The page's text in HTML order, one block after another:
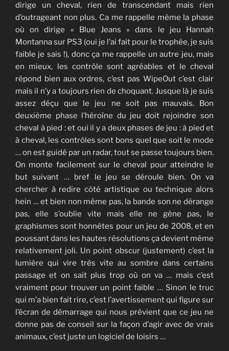
dirige un cheval, rien de transcendant mais rien
d’outrageant non plus. Ca me rappelle même la phase
où on dirige « Blue Jeans » dans le jeu Hannah
Montanna sur PS3 (oui je l’ai fait pour le trophée, je suis
faible je sais !), donc ça me rappelle un autre jeu, mais
en mieux, les contrôle sont agréables et le cheval
répond bien aux ordres, c’est pas WipeOut c’est clair
mais il n’y a toujours rien de choquant. Jusque là je suis
assez déçu que le jeu ne soit pas mauvais. Bon
deuxième phase l’héroïne du jeu doit rejoindre son
cheval à pied : et oui il y a deux phases de jeu : à pied et
à cheval, les contrôles sont bons quel que soit le mode
… on est guidé par un radar, tout se passe toujours bien.
On monte facilement sur le cheval pour atteindre le
but suivant … bref le jeu se déroule bien. On va
chercher à redire côté artistique ou technique alors
hein … et bien non même pas, la bande son ne dérange
pas, elle s’oublie vite mais elle ne gêne pas, le
graphismes sont honnêtes pour un jeu de 2008, et en
poussant dans les hautes résolutions ça devient même
relativement joli. Un point obscur (justement) c’est la
lumière qui vire très vite au sombre dans certains
passage et on sait plus trop où on va … mais c’est
vraiment pour trouver un point faible … Sinon le truc
qui m’a bien fait rire, c’est l’avertissement qui figure sur
l’écran de démarrage qui nous prévient que ce jeu ne
donne pas de conseil sur la façon d’agir avec de vrais
animaux, c’est juste un logiciel de loisirs …